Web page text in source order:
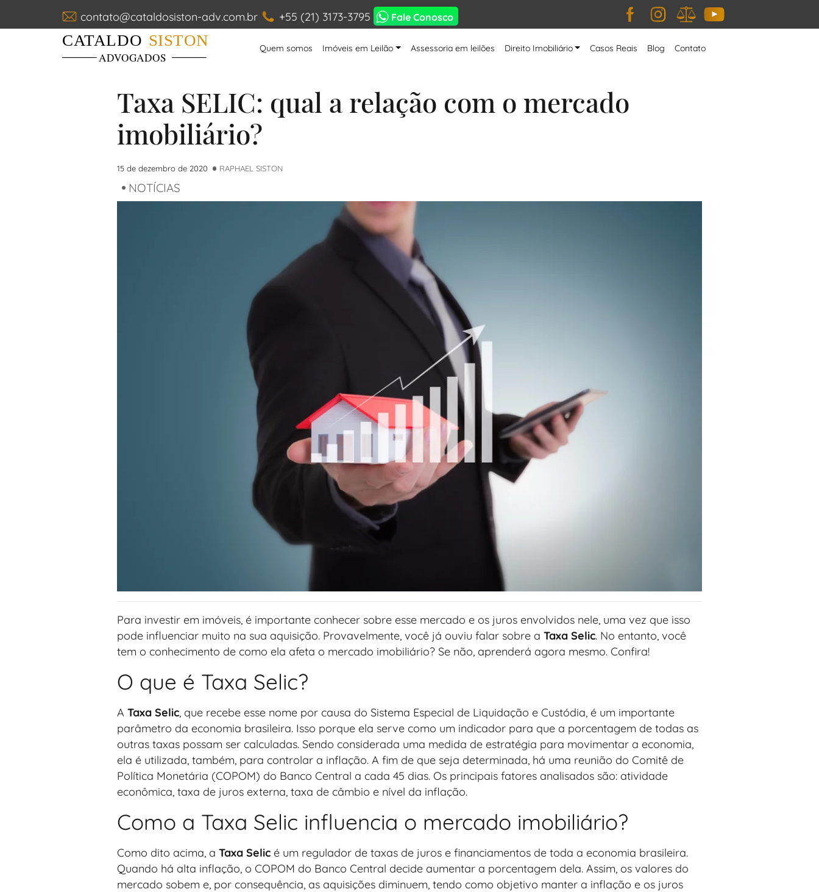
contato@cataldosiston-adv.com.br +55 (21) 3173-3795 Fale Conosco Facebook
Instagram
JusBrasil
YouTube
Main Navigation
Cataldo Siston Advogados Quem somos Imóveis em Leilão Assessoria em leilões Direito Imobiliário Casos Reais Blog Contato
Taxa SELIC: qual a relação com o mercado
imobiliário?
15 de dezembro de 2020 RAPHAEL SISTON
NOTÍCIAS
Para investir em imóveis, é importante conhecer sobre esse mercado e os juros envolvidos nele, uma vez que isso
pode influenciar muito na sua aquisição. Provavelmente, você já ouviu falar sobre a Taxa Selic. No entanto, você
tem o conhecimento de como ela afeta o mercado imobiliário? Se não, aprenderá agora mesmo. Confira!
O que é Taxa Selic?
A Taxa Selic , que recebe esse nome por causa do Sistema Especial de Liquidação e Custódia, é um importante
parâmetro da economia brasileira. Isso porque ela serve como um indicador para que a porcentagem de todas as
outras taxas possam ser calculadas. Sendo considerada uma medida de estratégia para movimentar a economia,
ela é utilizada, também, para controlar a inflação. A fim de que seja determinada, há uma reunião do Comitê de
Política Monetária (COPOM) do Banco Central a cada 45 dias. Os principais fatores analisados são: atividade
econômica, taxa de juros externa, taxa de câmbio e nível da inflação.
Como a Taxa Selic influencia o mercado imobiliário?
Como dito acima, a Taxa Selic é um regulador de taxas de juros e financiamentos de toda a economia brasileira.
Quando há alta inflação, o COPOM do Banco Central decide aumentar a porcentagem dela. Assim, os valores do
mercado sobem e, por consequência, as aquisições diminuem, tendo como objetivo manter a inflação e os juros